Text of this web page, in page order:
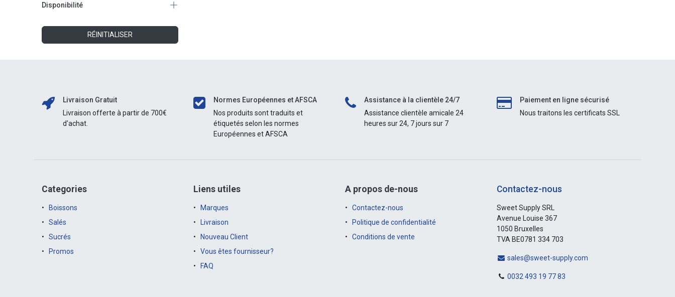
SAKUMA
CALBEE
TOKYO REVENGERS
ENSKY
HAYAKAWA
UHA
KIRBY
DRAGON BALL
MINI TAIYAKI
Disponibilité
RÉINITIALISER
Livraison Gratuit
Livraison offerte à partir de 700€
d'achat.
Normes Européennes et AFSCA
Nos produits sont traduits et
étiquetés selon les normes
Européennes et AFSCA
Assistance à la clientèle 24/7
Assistance clientèle amicale 24
heures sur 24, 7 jours sur 7
Paiement en ligne sécurisé
Nous traitons les certificats SSL
Categories
Boissons
Salés
Sucrés
Promos
Liens utiles
Marques
Livraison
Nouveau Client
Vous êtes fournisseur?
FAQ
A propos de-nous
Contactez-nous
Politique de confidentialité
Conditions de vente
Contactez-nous
Sweet Supply SRL
Avenue Louise 367
1050 Bruxelles
TVA BE0781 334 703
sales@sweet-supply.com
0032 493 19 77 83